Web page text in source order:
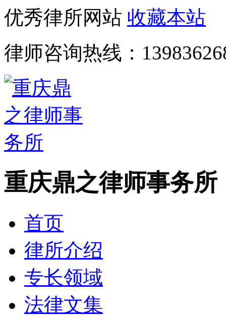
优秀律所网站 收藏本站
律师咨询热线：
重庆鼎之律师事务所
首页
律所介绍
专长领域
法律文集